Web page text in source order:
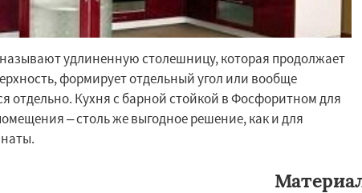
Работаем по
регионам
называют удлиненную столешницу, которая продолжает
формирует отдельный угол или вообще
отдельно. Кухня с барной стойкой в Фосфоритном для
– столь же выгодное решение, как и для
УЗНАТЬ